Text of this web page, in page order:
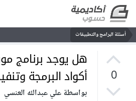
أسئلة البرامج والتطبيقات
0
هل يوجد برنامج
أكواد البرمجة
بواسطة علي عبدالله العنسي